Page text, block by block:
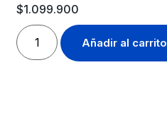
$1.099.900
Añadir al carrito